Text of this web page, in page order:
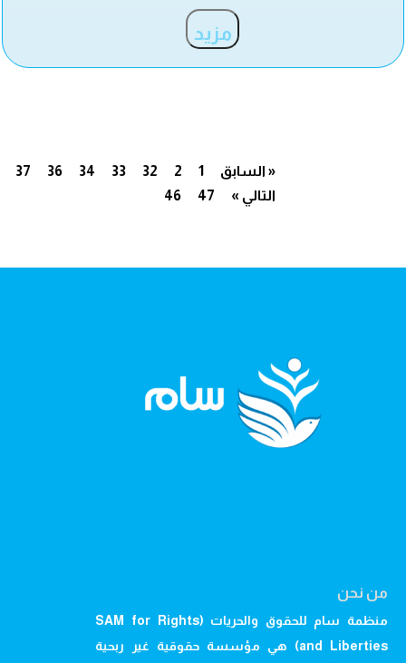
مزيد
« السابق 1
2
32
33
34
36
37
46
47 التالي »
من نحن
منظمة سام للحقوق والحريات (SAM for Rights
and Liberties) هي مؤسسة حقوقية غير ربحية